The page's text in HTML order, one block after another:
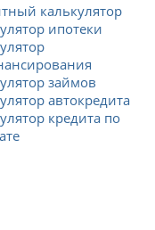
калькулятор
ипотеки
займов
автокредита
кредита по